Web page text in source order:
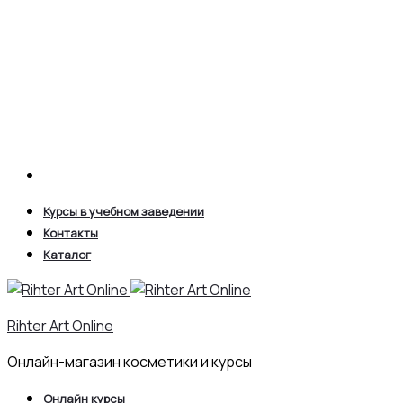
Курсы в учебном заведении
Контакты
Каталог
Rihter Art Online
Онлайн-магазин косметики и курсы
Онлайн курсы